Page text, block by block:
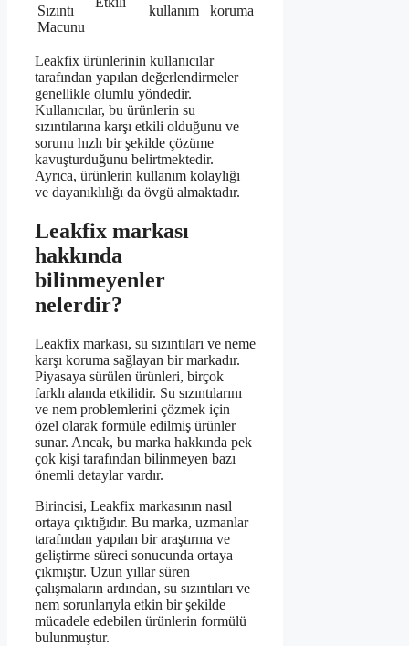
Sızıntı
Macunu
kullanım
koruma
Leakfix ürünlerinin kullanıcılar
tarafından yapılan değerlendirmeler
genellikle olumlu yöndedir.
Kullanıcılar, bu ürünlerin su
sızıntılarına karşı etkili olduğunu ve
sorunu hızlı bir şekilde çözüme
kavuşturduğunu belirtmektedir.
Ayrıca, ürünlerin kullanım kolaylığı
ve dayanıklılığı da övgü almaktadır.
Leakfix markası
hakkında
bilinmeyenler
nelerdir?
Leakfix markası, su sızıntıları ve neme
karşı koruma sağlayan bir markadır.
Piyasaya sürülen ürünleri, birçok
farklı alanda etkilidir. Su sızıntılarını
ve nem problemlerini çözmek için
özel olarak formüle edilmiş ürünler
sunar. Ancak, bu marka hakkında pek
çok kişi tarafından bilinmeyen bazı
önemli detaylar vardır.
Birincisi, Leakfix markasının nasıl
ortaya çıktığıdır. Bu marka, uzmanlar
tarafından yapılan bir araştırma ve
geliştirme süreci sonucunda ortaya
çıkmıştır. Uzun yıllar süren
çalışmaların ardından, su sızıntıları ve
nem sorunlarıyla etkin bir şekilde
mücadele edebilen ürünlerin formülü
bulunmuştur.